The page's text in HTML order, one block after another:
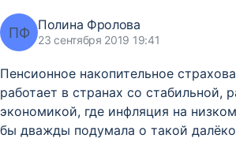
ПФ Полина Фролова
23 сентября 2019 19:41
Пенсионное накопительное
работает в странах со стабильной,
экономикой, где инфляция на
бы дважды подумала о такой